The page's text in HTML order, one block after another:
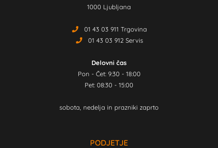
1000 Ljubljana
01 43 03 911 Trgovina
01 43 03 912 Servis
Delovni čas
Pon - Čet: 9:30 - 18:00
Pet: 08:30 - 15:00
sobota, nedelja in prazniki zaprto
PODJETJE